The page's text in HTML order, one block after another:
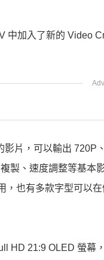
中加入了新的 Video
片，可以輸出
製、速度調整等基本
，也有多款字型可以在
HD 21:9 OLED 螢幕